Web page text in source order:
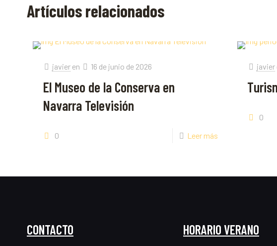
Artículos relacionados
javier en 16 de junio de 2026
El Museo de la Conserva en
Navarra Televisión
0 Leer más
javier
0
CONTACTO HORARIO VERANO